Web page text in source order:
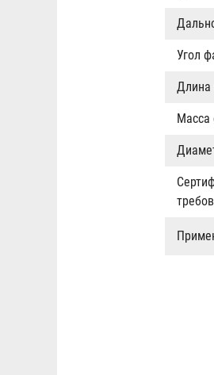
Угол
Длина
Масса